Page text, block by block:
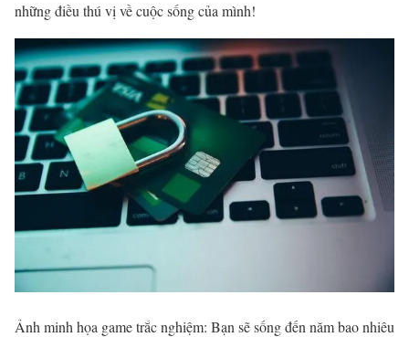
những điều thú vị về cuộc sống của mình!
Ảnh minh họa game trắc nghiệm: Bạn sẽ sống đến năm bao nhiêu